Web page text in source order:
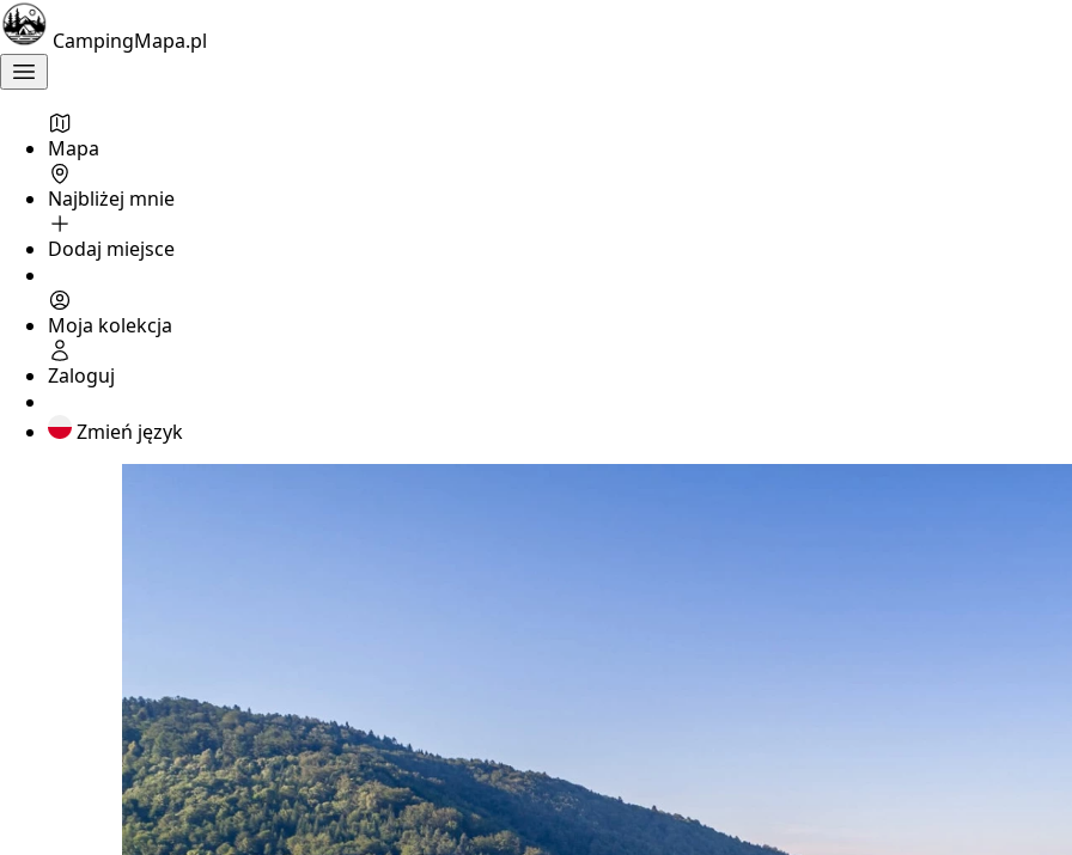
CampingMapa.pl
Mapa
Najbliżej mnie
Dodaj miejsce
Moja kolekcja
Zaloguj
Zmień język